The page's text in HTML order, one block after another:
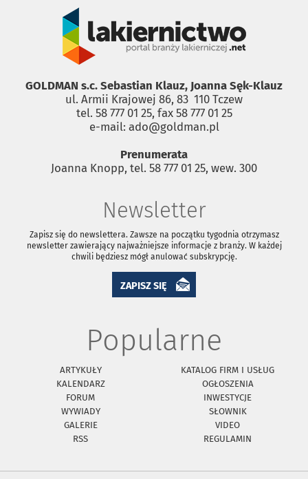
GOLDMAN s.c. Sebastian Klauz, Joanna Sęk-Klauz
ul. Armii Krajowej 86, 83 ­ 110 Tczew
tel. 58 777 01 25, fax 58 777 01 25
e-mail: ado@goldman.pl
Prenumerata
Joanna Knopp, tel. 58 777 01 25, wew. 300
Newsletter
Zapisz się do newslettera. Zawsze na początku tygodnia otrzymasz
newsletter zawierający najważniejsze informacje z branży. W każdej
chwili będziesz mógł anulować subskrypcję.
ZAPISZ SIĘ
Popularne
ARTYKUŁY
KATALOG FIRM I USŁUG
KALENDARZ
OGŁOSZENIA
FORUM
INWESTYCJE
WYWIADY
SŁOWNIK
GALERIE
VIDEO
RSS
REGULAMIN